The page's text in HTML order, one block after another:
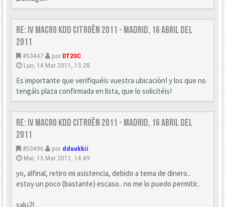
Re: IV Macro KDD Citroën 2011 - Madrid, 16 Abril del
2011
#53447 por DT20C
Lun, 14 Mar 2011, 15:28
Es importante que verifiquéis vuestra ubicación! y los que no
tengáis plaza confirmada en lista, que lo solicitéis!
Re: IV Macro KDD Citroën 2011 - Madrid, 16 Abril del
2011
#53496 por dduukkii
Mar, 15 Mar 2011, 14:49
yo, alfinal, retiro mi asistencia, debido a tema de dinero..
estoy un poco (bastante) escaso.. no me lo puedo permitir..
salu2!.